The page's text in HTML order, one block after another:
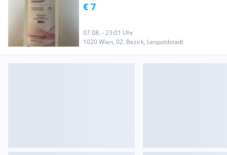
€ 7
07.08. - 23:01 Uhr
1020 Wien, 02. Bezirk, Leopoldstadt